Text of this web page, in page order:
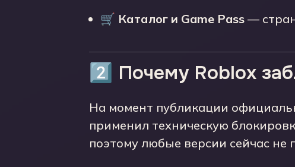
🛒 Каталог и Game Pass —
2️⃣ Почему Roblox
На момент публикации
применил техническую
поэтому любые версии сейчас не